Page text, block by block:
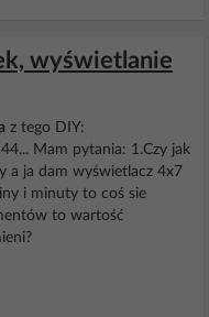
wyświetlanie
z tego DIY:
Mam pytania: 1.Czy jak
a ja dam wyświetlacz 4x7
i minuty to coś sie
to wartość